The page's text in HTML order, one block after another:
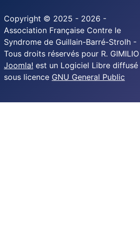
Copyright © 2025 - 2026 -
Association Française Contre le
Syndrome de Guillain-Barré-Strolh -
Tous droits réservés pour R. GIMILIO
Joomla! est un Logiciel Libre diffusé
sous licence GNU General Public